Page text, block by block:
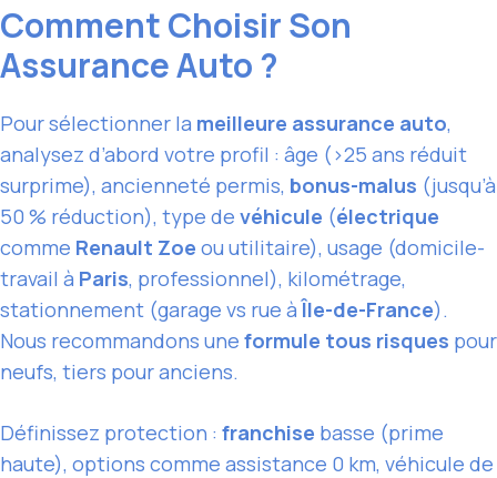
Comment Choisir Son
Assurance Auto ?
Pour sélectionner la meilleure assurance auto,
analysez d’abord votre profil : âge (>25 ans réduit
surprime), ancienneté permis, bonus-malus (jusqu’à
50 % réduction), type de véhicule (électrique
comme Renault Zoe ou utilitaire), usage (domicile-
travail à Paris, professionnel), kilométrage,
stationnement (garage vs rue àÎle-de-France).
Nous recommandons une formule tous risques pour
neufs, tiers pour anciens.
Définissez protection : franchise basse (prime
haute), options comme assistance 0 km, véhicule de